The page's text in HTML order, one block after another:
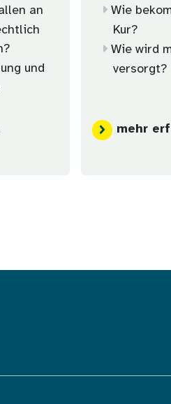
an
und
Wie
Kur?
Wie wird
versorgt?
mehr